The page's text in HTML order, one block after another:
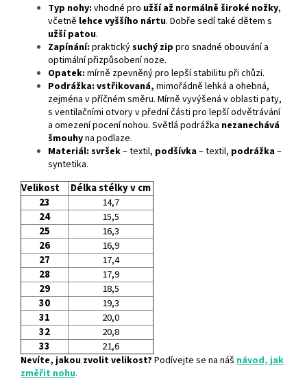
Typ nohy: vhodné pro užší až normálně široké nožky,
včetně lehce vyššího nártu. Dobře sedí také dětem s
užší patou.
Zapínání: praktickýsuchý zip pro snadné obouvání a
optimální přizpůsobení noze.
Opatek: mírně zpevněný pro lepší stabilitu při chůzi.
Podrážka: vstřikovaná, mimořádně lehká a ohebná,
zejména v příčném směru. Mírně vyvýšená v oblasti paty,
s ventilačními otvory v přední části pro lepší odvětrávání
a omezení pocení nohou. Světlá podrážka nezanechává
šmouhyna podlaze.
Materiál: svršek– textil, podšívka– textil, podrážka–
syntetika.
Velikost
Délka stélky v cm
23
14,7
24
15,5
25
16,3
26
16,9
27
17,4
28
17,9
29
18,5
30
19,3
31
20,0
32
20,8
33
21,6
Nevíte, jakou zvolit velikost? Podívejte se na náš návod, jak
změřit nohu.